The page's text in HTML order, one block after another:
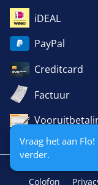
Vraag het aan
verder.
iDEAL
PayPal
Creditcard
Factuur
Colofon